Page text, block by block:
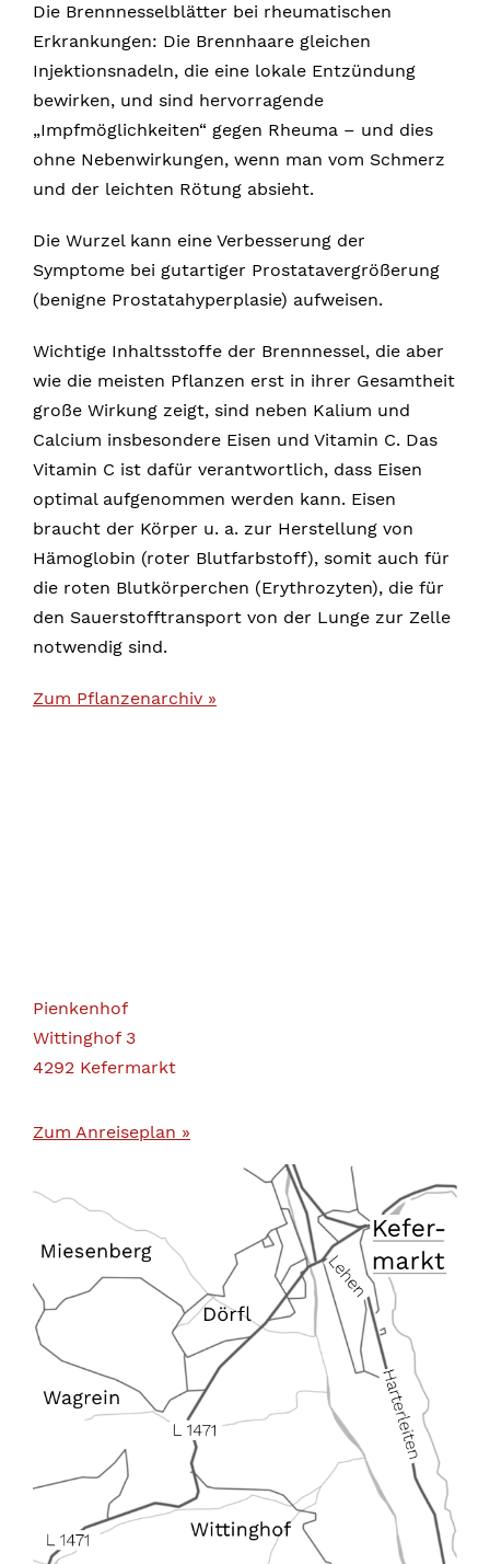
Die Brennnesselblätter bei rheumatischen
Erkrankungen: Die Brennhaare gleichen
Injektionsnadeln, die eine lokale Entzündung
bewirken, und sind hervorragende
„Impfmöglichkeiten“ gegen Rheuma – und dies
ohne Nebenwirkungen, wenn man vom Schmerz
und der leichten Rötung absieht.
Die Wurzel kann eine Verbesserung der
Symptome bei gutartiger Prostatavergrößerung
(benigne Prostatahyperplasie) aufweisen.
Wichtige Inhaltsstoffe der Brennnessel, die aber
wie die meisten Pflanzen erst in ihrer Gesamtheit
große Wirkung zeigt, sind neben Kalium und
Calcium insbesondere Eisen und Vitamin C. Das
Vitamin C ist dafür verantwortlich, dass Eisen
optimal aufgenommen werden kann. Eisen
braucht der Körper u. a. zur Herstellung von
Hämoglobin (roter Blutfarbstoff), somit auch für
die roten Blutkörperchen (Erythrozyten), die für
den Sauerstofftransport von der Lunge zur Zelle
notwendig sind.
Zum Pflanzenarchiv »
Pienkenhof
Wittinghof 3
4292 Kefermarkt
Zum Anreiseplan »